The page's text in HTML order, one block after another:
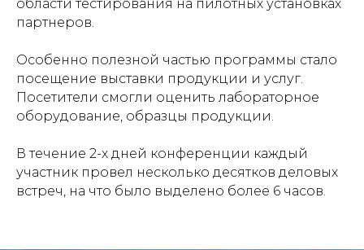
области тестирования на пилотных установках
партнеров.
Особенно полезной частью программы стало
посещение выставки продукции и услуг.
Посетители смогли оценить лабораторное
оборудование, образцы продукции.
В течение 2-х дней конференции каждый
участник провел несколько десятков деловых
встреч, на что было выделено более 6 часов.